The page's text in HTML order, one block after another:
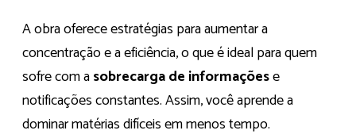
A obra oferece estratégias para aumentar a
concentração e a eficiência, o que é ideal para quem
sofre com asobrecarga de informaçõese
notificações constantes. Assim, você aprende a
dominar matérias difíceis em menos tempo.